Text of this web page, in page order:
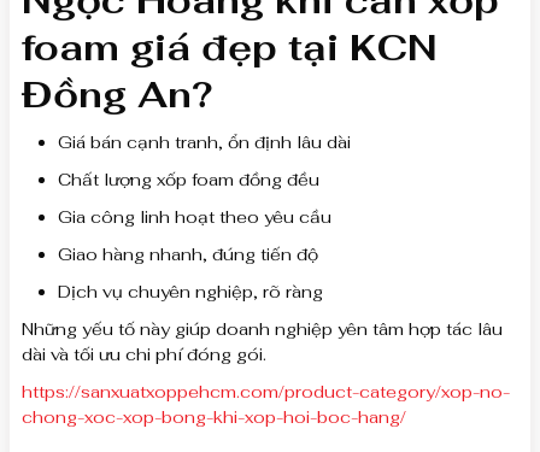
foam giá đẹp tại KCN
Đồng An?
Giá bán cạnh tranh, ổn định lâu dài
Chất lượng xốp foam đồng đều
Gia công linh hoạt theo yêu cầu
Giao hàng nhanh, đúng tiến độ
Dịch vụ chuyên nghiệp, rõ ràng
Những yếu tố này giúp doanh nghiệp yên tâm hợp tác lâu
dài và tối ưu chi phí đóng gói.
https://sanxuatxoppehcm.com/product-category/xop-no-
chong-xoc-xop-bong-khi-xop-hoi-boc-hang/